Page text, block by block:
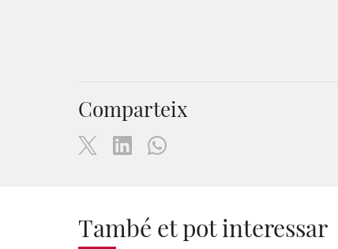
Comparteix
També et pot interessar